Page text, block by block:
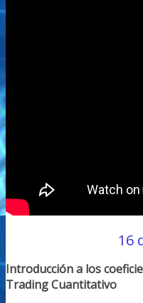
16
Introducción a los
Trading Cuantitativo